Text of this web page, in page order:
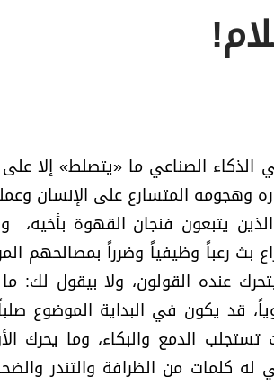
الذكاء الصناعي ما «يتصلط» إلا
وهجومه المتسارع على الإنسان
يتبعون فنجان القهوة بأخيه،
بث رعباً وظيفياً وضرراً بمصالحهم
عنده القولون، ولا بيقول
قد يكون في البداية الموضوع
الدمع والبكاء، وما يحرك
كلمات من الظرافة والتندر